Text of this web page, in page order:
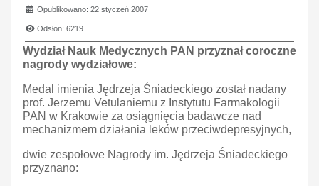
Opublikowano: 22 styczeń 2007
Odsłon: 6219
Wydział Nauk Medycznych PAN przyznał coroczne
nagrody wydziałowe:
Medal imienia Jędrzeja Śniadeckiego został nadany
prof. Jerzemu Vetulaniemu z Instytutu Farmakologii
PAN w Krakowie za osiągnięcia badawcze nad
mechanizmem działania leków przeciwdepresyjnych,
dwie zespołowe Nagrody im. Jędrzeja Śniadeckiego
przyznano: